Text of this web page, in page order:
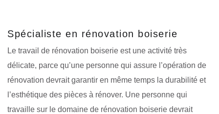
Spécialiste en rénovation boiserie
Le travail de rénovation boiserie est une activité très
délicate, parce qu’une personne qui assure l’opération de
rénovation devrait garantir en même temps la durabilité et
l’esthétique des pièces à rénover. Une personne qui
travaille sur le domaine de rénovation boiserie devrait